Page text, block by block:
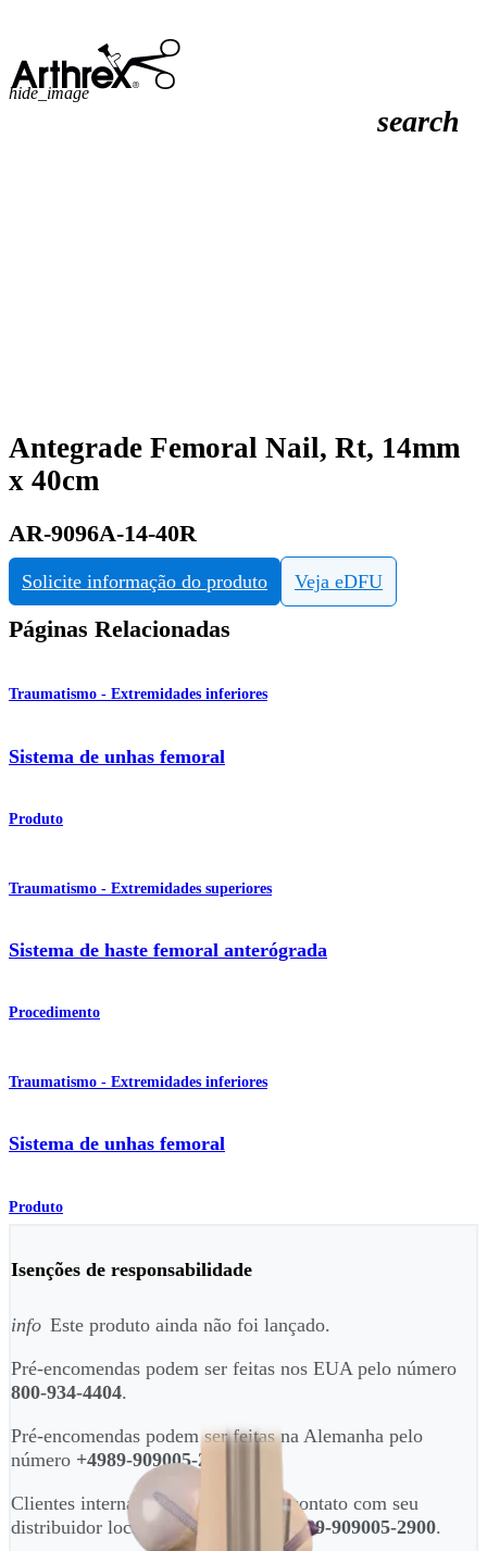
search
hide_image
Antegrade Femoral Nail, Rt, 14mm
x 40cm
AR-9096A-14-40R
Solicite informação do produto Veja eDFU
Páginas Relacionadas
Traumatismo - Extremidades inferiores
Sistema de unhas femoral
Produto
Traumatismo - Extremidades superiores
Sistema de haste femoral anterógrada
Procedimento
Traumatismo - Extremidades inferiores
Sistema de unhas femoral
Produto
Isenções de responsabilidade
info Este produto ainda não foi lançado.
Pré-encomendas podem ser feitas nos EUA pelo número
800-934-4404.
Pré-encomendas podem ser feitas na Alemanha pelo
número +4989-909005-2800
Clientes internacionais, entrem em contato com seu
distribuidor local ou liguem para
+4989-909005-2900.